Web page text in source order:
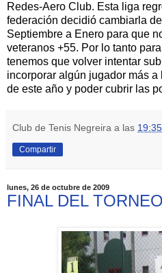
Redes-Aero Club. Esta liga
federación decidió cambiarla
Septiembre a Enero para que
veteranos +55. Por lo tanto
tenemos que volver intentar
incorporar algún jugador más
de este año y poder cubrir las
Club de Tenis Negreira a las 19:35
Compartir
lunes, 26 de octubre de 2009
FINAL DEL